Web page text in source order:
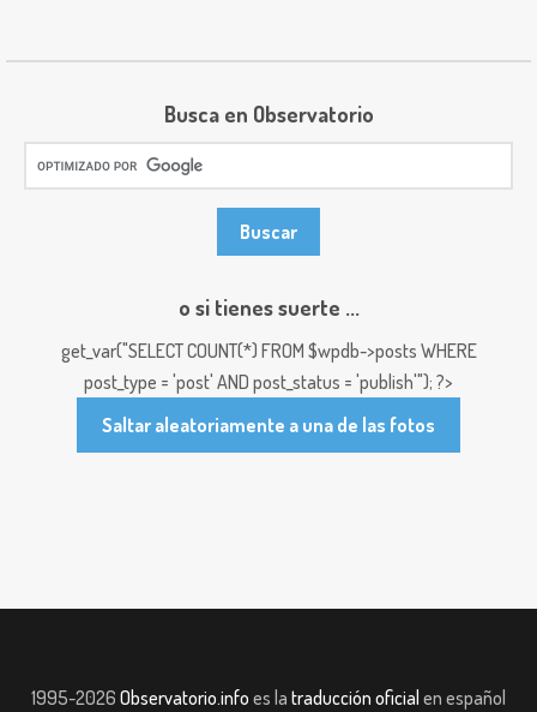
Busca en Observatorio
o si tienes suerte ...
get_var("SELECT COUNT(*) FROM $wpdb->posts WHERE
post_type = 'post' AND post_status = 'publish'"); ?>
Saltar aleatoriamente a una de las fotos
1995-2026 Observatorio.info es la traducción oficial en español